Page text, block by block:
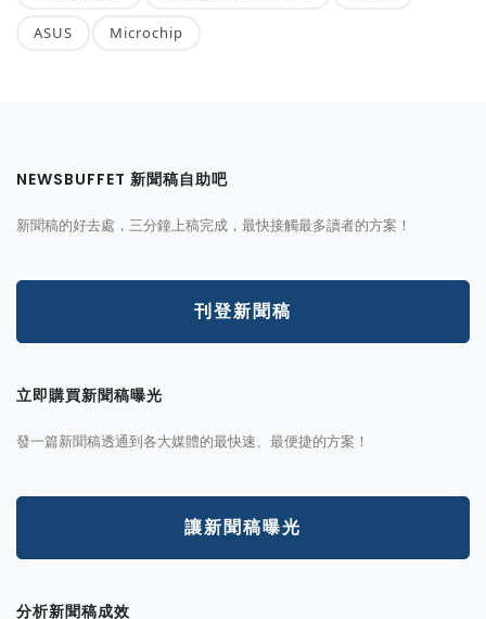
ASUS Microchip
NEWSBUFFET 新聞稿自助吧
新聞稿的好去處，三分鐘上稿完成，最快接觸最多讀者的方案！
刊登新聞稿
立即購買新聞稿曝光
發一篇新聞稿透通到各大媒體的最快速、最便捷的方案！
讓新聞稿曝光
分析新聞稿成效